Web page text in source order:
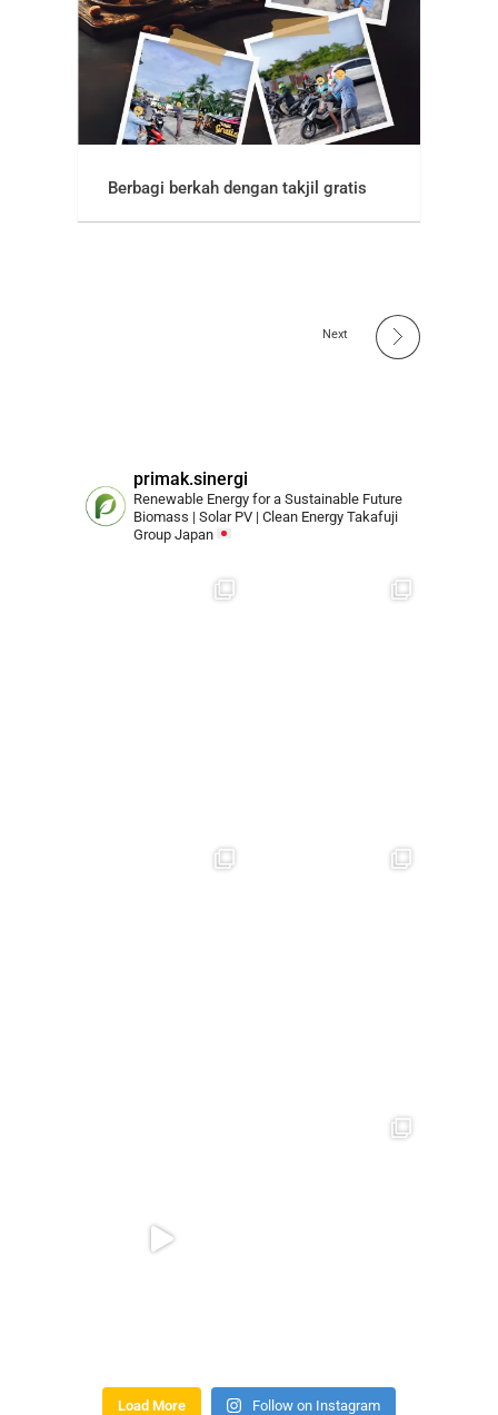
Berbagi berkah dengan takjil gratis
Next
primak.sinergi
Renewable Energy for a Sustainable Future
Biomass | Solar PV | Clean Energy Takafuji
Group Japan
Load More Follow on Instagram